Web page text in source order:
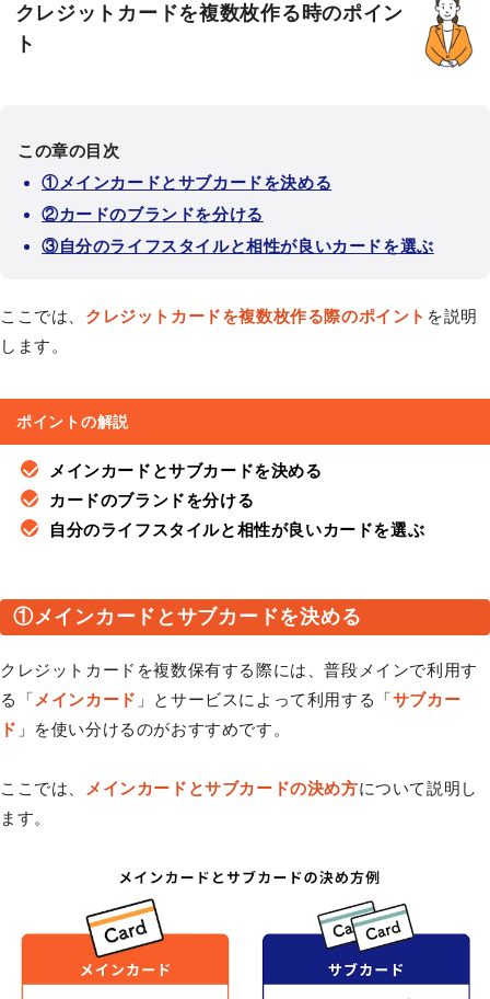
クレジットカードを複数枚作る時のポイン
ト
この章の目次
①メインカードとサブカードを決める
②カードのブランドを分ける
③自分のライフスタイルと相性が良いカードを選ぶ
ここでは、 クレジットカードを複数枚作る際のポイント を説明
します。
ポイントの解説
メインカードとサブカードを決める
カードのブランドを分ける
自分のライフスタイルと相性が良いカードを選ぶ
①メインカードとサブカードを決める
クレジットカードを複数保有する際には、普段メインで利用す
る「 メインカード 」とサービスによって利用する「サブカー
ド 」を使い分けるのがおすすめです。
ここでは、 メインカードとサブカードの決め方について説明し
ます。